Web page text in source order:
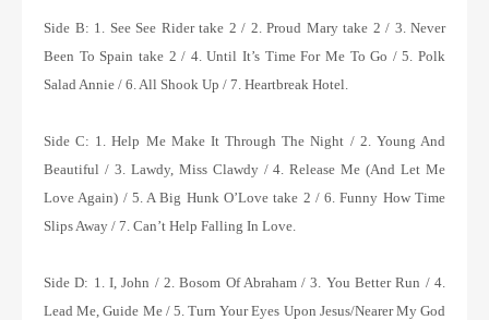
Side B: 1. See See Rider take 2 / 2. Proud Mary take 2 / 3. Never
Been To Spain take 2 / 4. Until It’s Time For Me To Go / 5. Polk
Salad Annie / 6. All Shook Up / 7. Heartbreak Hotel.
Side C: 1. Help Me Make It Through The Night / 2. Young And
Beautiful / 3. Lawdy, Miss Clawdy / 4. Release Me (And Let Me
Love Again) / 5. A Big Hunk O’Love take 2 / 6. Funny How Time
Slips Away / 7. Can’t Help Falling In Love.
Side D: 1. I, John / 2. Bosom Of Abraham / 3. You Better Run / 4.
Lead Me, Guide Me / 5. Turn Your Eyes Upon Jesus/Nearer My God